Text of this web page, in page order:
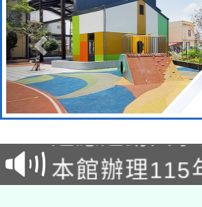
本校115學年
招甄選結果
招)
適應運動共
本館辦理115
科技賦能─人